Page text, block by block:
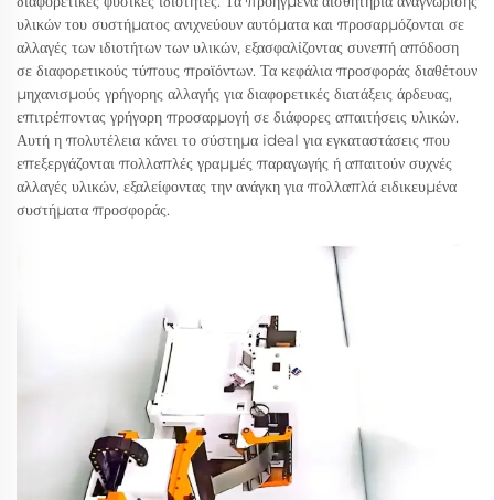
υλικών του συστήματος ανιχνεύουν αυτόματα και προσαρμόζονται σε
αλλαγές των ιδιοτήτων των υλικών, εξασφαλίζοντας συνεπή απόδοση
σε διαφορετικούς τύπους προϊόντων. Τα κεφάλια προσφοράς διαθέτουν
μηχανισμούς γρήγορης αλλαγής για διαφορετικές διατάξεις άρδευας,
επιτρέποντας γρήγορη προσαρμογή σε διάφορες απαιτήσεις υλικών.
Αυτή η πολυτέλεια κάνει το σύστημα ideal για εγκαταστάσεις που
επεξεργάζονται πολλαπλές γραμμές παραγωγής ή απαιτούν συχνές
αλλαγές υλικών, εξαλείφοντας την ανάγκη για πολλαπλά ειδικευμένα
συστήματα προσφοράς.